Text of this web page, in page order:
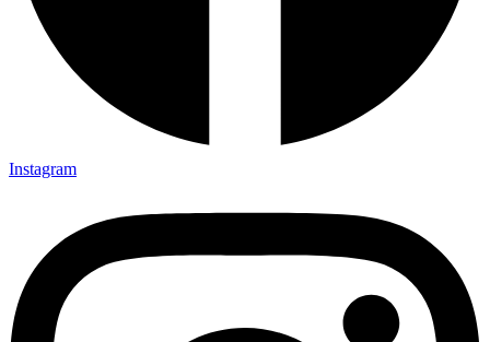
Instagram